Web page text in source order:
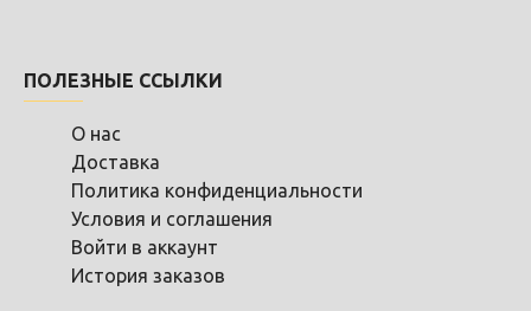
ПОЛЕЗНЫЕ ССЫЛКИ
О нас
Доставка
Политика конфиденциальности
Условия и соглашения
Войти в аккаунт
История заказов